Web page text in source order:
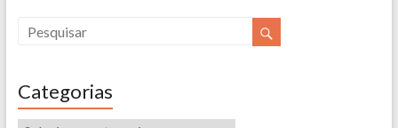
Categorias